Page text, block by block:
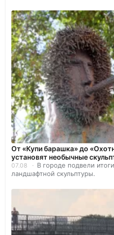
От «Купи барашка» до
установят необычные
07.08
В городе подвели
ландшафтной скульптуры.